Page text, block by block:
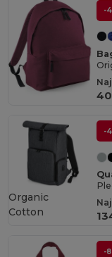
-
-
Organic
Cotton
-